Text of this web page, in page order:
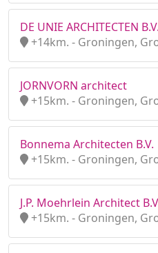
DE UNIE ARCHITECTEN B.V.
+14km. - Groningen,
JORNVORN architect
+15km. - Groningen,
Bonnema Architecten B.V.
+15km. - Groningen,
J.P. Moehrlein Architect
+15km. - Groningen,